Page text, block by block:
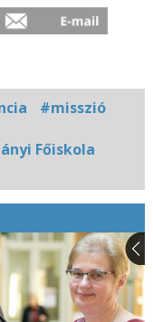
#misszió
Főiskola